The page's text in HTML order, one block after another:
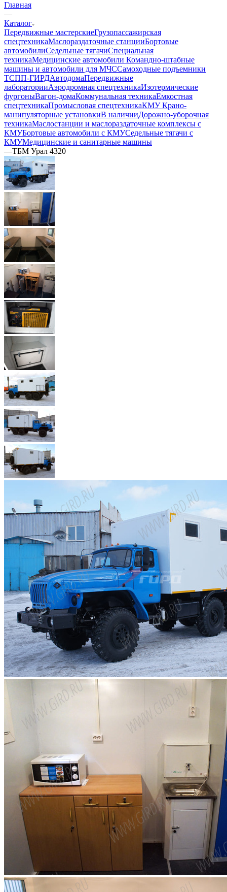
Главная
—
Каталог
Передвижные мастерскиеГрузопассажирская
спецтехникаМаслораздаточные станцииБортовые
автомобилиСедельные тягачиСпециальная
техникаМедицинские автомобили Командно-штабные
машины и автомобили для МЧССамоходные подъемники
ТСПП-ГИРДАвтодомаПередвижные
лабораторииАэродромная спецтехникаИзотермические
фургоныВагон-домаКоммунальная техникаЕмкостная
спецтехникаПромысловая спецтехникаКМУ Крано-
манипуляторные установкиВ наличииДорожно-уборочная
техникаМаслостанции и маслораздаточные комплексы с
КМУБортовые автомобили с КМУСедельные тягачи с
КМУМедицинские и санитарные машины
—ТБМ Урал 4320